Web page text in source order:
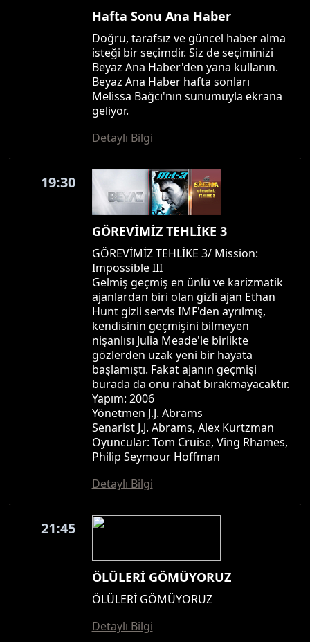
Hafta Sonu Ana Haber
Doğru, tarafsız ve güncel haber alma
isteği bir seçimdir. Siz de seçiminizi
Beyaz Ana Haber'den yana kullanın.
Beyaz Ana Haber hafta sonları
Melissa Bağcı'nın sunumuyla ekrana
geliyor.
Detaylı Bilgi
19:30
GÖREVİMİZ TEHLİKE 3
GÖREVİMİZ TEHLİKE 3/ Mission:
Impossible III
Gelmiş geçmiş en ünlü ve karizmatik
ajanlardan biri olan gizli ajan Ethan
Hunt gizli servis IMF'den ayrılmış,
kendisinin geçmişini bilmeyen
nişanlısı Julia Meade'le birlikte
gözlerden uzak yeni bir hayata
başlamıştı. Fakat ajanın geçmişi
burada da onu rahat bırakmayacaktır.
Yapım: 2006
Yönetmen J.J. Abrams
Senarist J.J. Abrams, Alex Kurtzman
Oyuncular: Tom Cruise, Ving Rhames,
Philip Seymour Hoffman
Detaylı Bilgi
21:45
ÖLÜLERİ GÖMÜYORUZ
ÖLÜLERİ GÖMÜYORUZ
Detaylı Bilgi